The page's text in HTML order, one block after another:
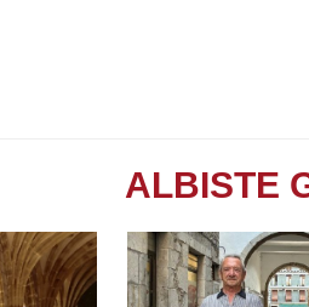
ALBISTE